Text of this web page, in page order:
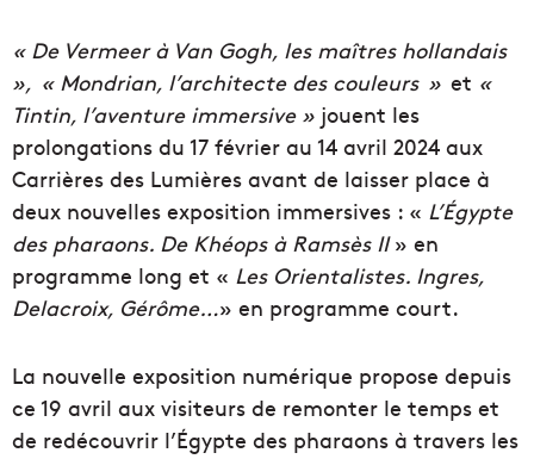
« De Vermeer à Van Gogh, les maîtres hollandais
», « Mondrian, l’architecte des couleurs » et «
Tintin, l’aventure immersive » jouent les
prolongations du 17 février au 14 avril 2024 aux
Carrières des Lumières avant de laisser place à
deux nouvelles exposition immersives : « L’Égypte
des pharaons. De Khéops à Ramsès II» en
programme long et « Les Orientalistes. Ingres,
Delacroix, Gérôme…» en programme court.
La nouvelle exposition numérique propose depuis
ce 19 avril aux visiteurs de remonter le temps et
de redécouvrir l’Égypte des pharaons à travers les